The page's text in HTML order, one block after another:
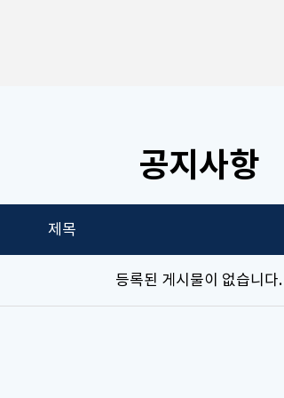
공지사항
제목
등록된 게시물이 없습니다.